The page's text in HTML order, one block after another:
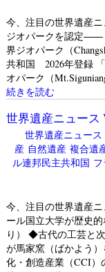
今、注目の世界遺産
ジオパークを認定――
界ジオパーク（
共和国 2026年登録
オパーク（
続きを読む
世界遺産ニュース
世界遺産ニュース
産 自然遺産 複合遺
ル連邦民主共和国
今、注目の世界遺産
ール国立大学が歴史
り） ◆古代の工芸と
が馬家窯（ばかよう
化・創造産業（CCI）